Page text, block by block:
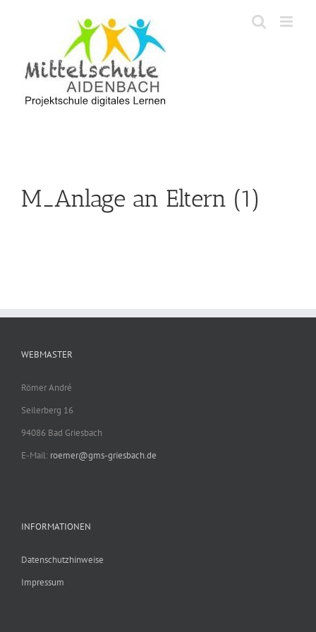
M_Anlage an Eltern (1)
WEBMASTER
Römer André
Seilerberg 16
94086 Bad Griesbach
E-Mail: roemer@gms-griesbach.de
INFORMATIONEN
Datenschutzhinweise
Impressum